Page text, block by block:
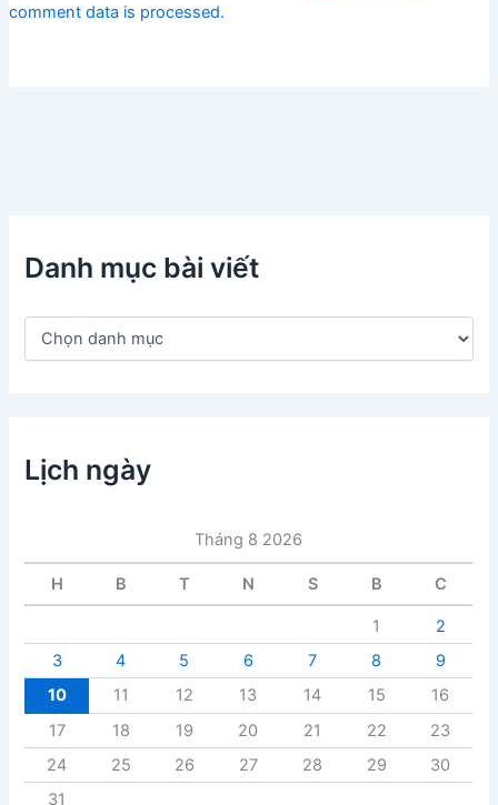
comment data is processed.
Danh mục bài viết
D
c
b
i
Lịch ngày
Tháng 8 2026
H B T N S B C
1
2
3
4 5 6 7 8
9
10
11 12 13 14 15
16
17
18 19 20 21 22
23
24
25 26 27 28 29
30
31